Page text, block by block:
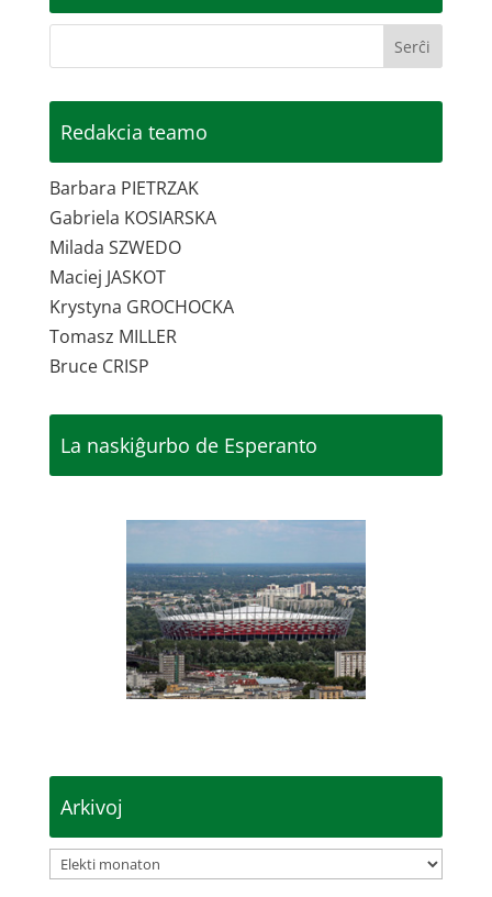
Redakcia teamo
Barbara PIETRZAK
Gabriela KOSIARSKA
Milada SZWEDO
Maciej JASKOT
Krystyna GROCHOCKA
Tomasz MILLER
Bruce CRISP
La naskiĝurbo de Esperanto
Arkivoj
Arkivoj